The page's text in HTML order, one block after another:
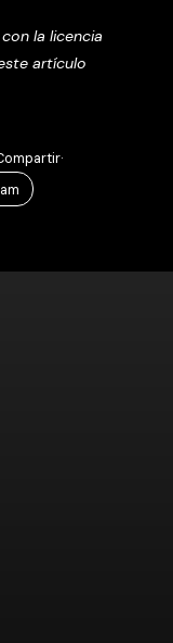
la licencia
artículo
·